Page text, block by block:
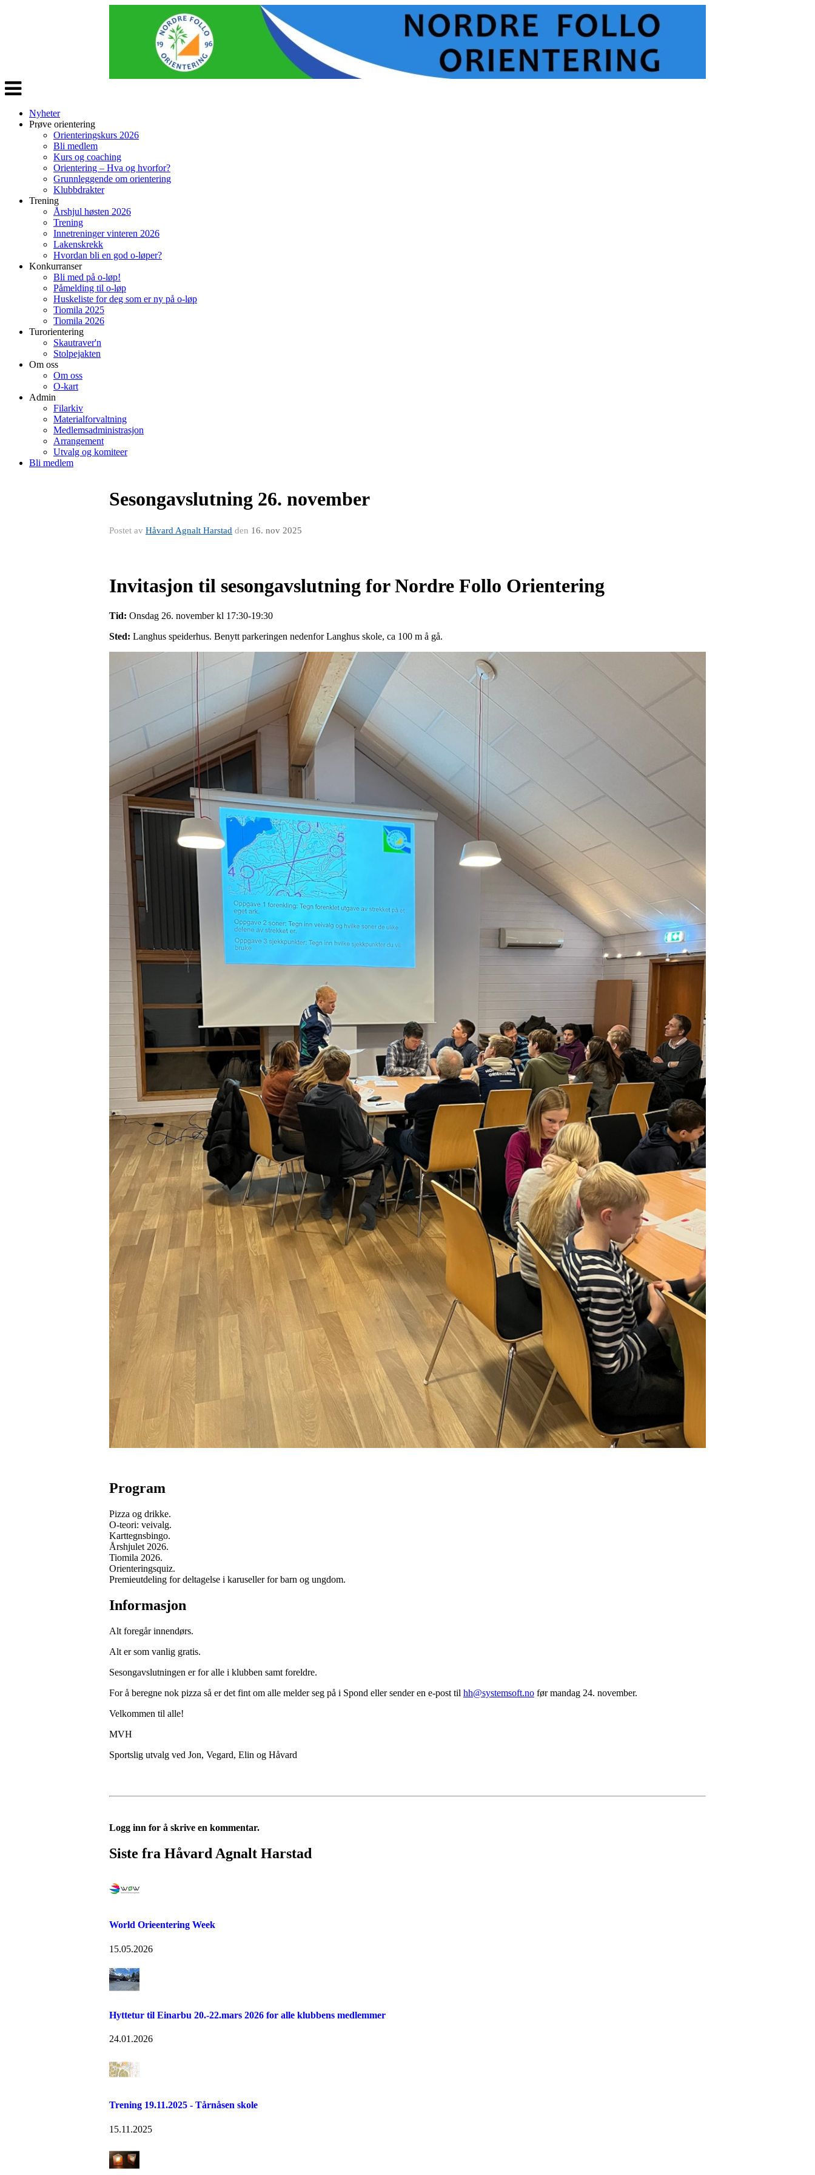
Veksle
navigasjon
Nyheter
Prøve orientering
Orienteringskurs 2026
Bli medlem
Kurs og coaching
Orientering – Hva og hvorfor?
Grunnleggende om orientering
Klubbdrakter
Trening
Årshjul høsten 2026
Trening
Innetreninger vinteren 2026
Lakenskrekk
Hvordan bli en god o-løper?
Konkurranser
Bli med på o-løp!
Påmelding til o-løp
Huskeliste for deg som er ny på o-løp
Tiomila 2025
Tiomila 2026
Turorientering
Skautraver'n
Stolpejakten
Om oss
Om oss
O-kart
Admin
Filarkiv
Materialforvaltning
Medlemsadministrasjon
Arrangement
Utvalg og komiteer
Bli medlem
Sesongavslutning 26. november
Postet av Håvard Agnalt Harstad den 16. nov 2025
Invitasjon til sesongavslutning for Nordre Follo Orientering
Tid: Onsdag 26. november kl 17:30-19:30
Sted: Langhus speiderhus. Benytt parkeringen nedenfor Langhus skole, ca 100 m å gå.
Program
Pizza og drikke.
O-teori: veivalg.
Karttegnsbingo.
Årshjulet 2026.
Tiomila 2026.
Orienteringsquiz.
Premieutdeling for deltagelse i karuseller for barn og ungdom.
Informasjon
Alt foregår innendørs.
Alt er som vanlig gratis.
Sesongavslutningen er for alle i klubben samt foreldre.
For å beregne nok pizza så er det fint om alle melder seg på i Spond eller sender en e-post til hh@systemsoft.no før mandag 24. november.
Velkommen til alle!
MVH
Sportslig utvalg ved Jon, Vegard, Elin og Håvard
Logg inn for å skrive en kommentar.
Siste fra Håvard Agnalt Harstad
World Orieentering Week
15.05.2026
Hyttetur til Einarbu 20.-22.mars 2026 for alle klubbens medlemmer
24.01.2026
Trening 19.11.2025 - Tårnåsen skole
15.11.2025